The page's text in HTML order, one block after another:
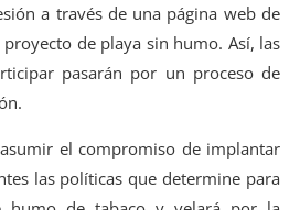
a través de una página web de
de playa sin humo. Así, las
pasarán por un proceso de
el compromiso de implantar
las políticas que determine para